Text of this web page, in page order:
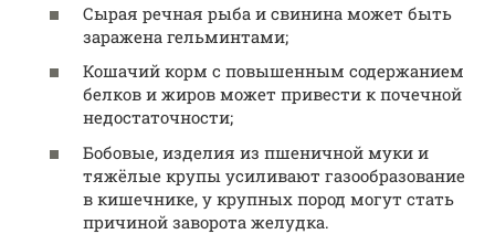
Сырая речная рыба и свинина может быть
заражена гельминтами;
Кошачий корм с повышенным содержанием
белков и жиров может привести к почечной
недостаточности;
Бобовые, изделия из пшеничной муки и
тяжёлые крупы усиливают газообразование
в кишечнике, у крупных пород могут стать
причиной заворота желудка.